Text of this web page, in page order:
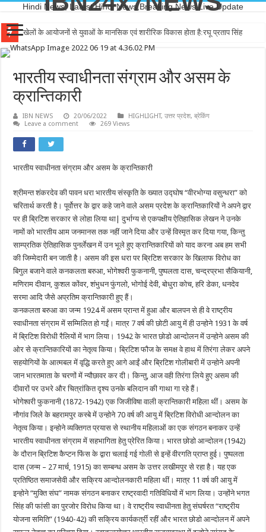
Hindi News, Latest Hindi News,Breaking News,Live Update
खेलों के आयोजनों से युवाओं के मानसिक एवं शारीरिक विकास होता है:रघू प्रताप सिंह
भारतीय स्वाधीनता संग्राम और असम के
क्रान्तिकारी
IBN NEWS 20/06/2022 HIGHLIGHT,उत्तर प्रदेश,ब्रेकिंग
Leave a comment
269 Views
भारतीय स्वाधीनता संग्राम और असम के क्रान्तिकारी
श्रीमन्त शंकरदेव की पावन धरा भारतीय संस्कृति के ख्यात उद्घोष “वीरभोग्या वसुन्धरा” को
चरितार्थ करती है। पूर्वोत्तर के द्वार कहे जाने वाले असम प्रदेश के क्रान्तिकारियों ने अपने द्वार
पर ही ब्रिटिश सरकार से लोहा लिया था| दुर्भाग्य से एकपक्षीय ऐतिहासिक लेखन ने उनके
नामों को भारतीय आम जनमानस तक नहीं जाने दिया और उन्हें विस्मृत कर दिया गया, किन्तु
साम्प्रतिक ऐतिहासिक पुनर्लेखन में उन भूले हुए क्रान्तिकारियों को याद करना अब हम सभी
की जिम्मेदारी बन जाती है। असम की इस धरा पर ब्रिटिश सरकार के खिलाफ विरोध का
बिगुल बजाने वाले कनकलता बरुआ, भोगेश्वरी फुकनानी, पुष्पलता दास, चन्द्रप्रभा सैकियानी,
मणिराम दीवान, कुशल कोंवर, शंभुधन फुंगलो, भोगोई देवी, बोधुरा कोच, हरि डेका, धनदेव
सरमा आदि जैसे अप्रतिम क्रान्तिकारी हुए हैं।
कनकलता बरुआ का जन्म 1924 में असम प्रान्त में हुआ और बालपन से ही वे राष्ट्रीय
स्वाधीनता संग्राम में सम्मिलित हो गईं। मात्र 7 वर्ष की छोटी आयु में ही उन्होने 1931 के वर्ष
में ब्रिटिश विरोधी रैलियों में भाग लिया। 1942 के भारत छोडो आन्दोलन में उन्होने असम की
ओर से क्रान्तिकारियों का नेतृत्व किया। ब्रिटिश फौज के समक्ष वे हाथ में तिरंगा लेकर अपने
सहयोगियों के आत्मबल में वृद्धि करते हुए आगे आईं और ब्रिटिश गोलीबारी में उन्होने अपनी
जान भारतमाता के चरणों में न्यौछावर कर दी। किन्तु, आज वही तिरंगा लिये हुए असम की
दीवारों पर उभरे और चित्रांकित दृश्य उनके बलिदान की गाथा गा रहे हैं।
भोगेश्वरी फुकनानी (1872-1942) एक जिजीविषा वाली क्रान्तिकारी महिला थीं। असम के
नौगांव जिले के बहरामपुर कस्बे में उन्होने 70 वर्ष की आयु में ब्रिटिश विरोधी आन्दोलन का
नेतृत्व किया। इन्होने व्यक्तिगत प्रयास से स्थानीय महिलाओं का एक संगठन बनाकर उन्हें
भारतीय स्वाधीनता संग्राम में सहभागिता हेतु प्रेरित किया। भारत छोडो आन्दोलन (1942)
के दौरान ब्रिटिश कैप्टन फिंस के द्वारा चलाई गई गोली से इन्हें वीरगति प्राप्त हुई। पुष्पलता
दास (जन्म – 27 मार्च, 1915) का सम्बन्ध असम के उत्तर लखीमपुर से रहा है। यह एक
प्रतिष्ठित समाजसेवी और सक्रिय आन्दोलनकारी महिला थीं। मात्र 11 वर्ष की आयु में
इन्होने “मुक्ति संघ” नामक संगठन बनाकर राष्ट्रवादी गतिविधियों में भाग लिया। उन्होंने भगत
सिंह की फांसी का पुरजोर विरोध किया था। वे राष्ट्रीय स्वाधीनता हेतु संघर्षरत “राष्ट्रीय
योजना समिति” (1940-42) की सक्रिय कार्यकर्त्री रहीं और भारत छोडो आन्दोलन में अपने